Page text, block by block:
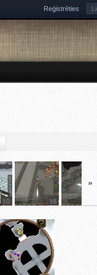
Reģistrēties
10 16
»